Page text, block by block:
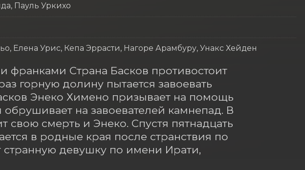
Пауль Уркихо
Елена Урис, Кепа Эррасти, Нагоре Арамбуру, Унакс Хейден
франками Страна Басков противостоит
горную долину пытается завоевать
Энеко Химено призывает на помощь
на завоевателей камнепад. В
свою смерть и Энеко. Спустя пятнадцать
в родные края после странствия по
странную девушку по имени Ирати,